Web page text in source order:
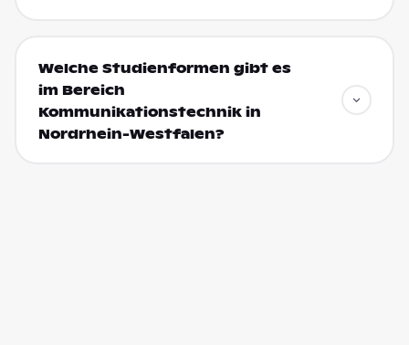
Welche Studienformen gibt es
im Bereich
Kommunikationstechnik in
Nordrhein-Westfalen?